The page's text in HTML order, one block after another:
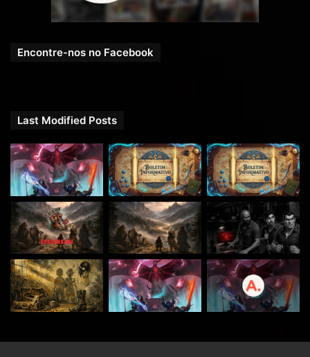
Antes de assinar como umJOGADORenvie um e-mail
paracontato@rpgnext.com.bre consulte sobre as vagas.
Elas têm número limitado.
Encontre-nos no Facebook
Last Modified Posts